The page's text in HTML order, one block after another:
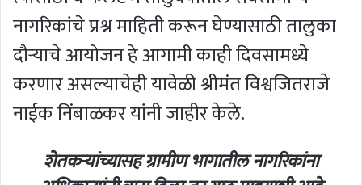
नागरिकांचे प्रश्न माहिती करून घेण्यासाठी तालुका
दौऱ्याचे आयोजन हे आगामी काही दिवसामध्ये
करणार असल्याचेही यावेळी श्रीमंत विश्वजितराजे
नाईक निंबाळकर यांनी जाहीर केले.
शेतकऱ्यांच्यासह ग्रामीण भागातील नागरिकांना